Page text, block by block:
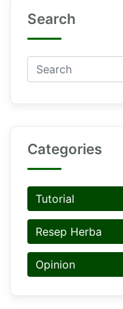
Search
Categories
Tutorial
Resep Herba
Opinion